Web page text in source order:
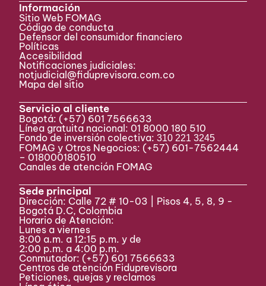
Información
Sitio Web FOMAG
Código de conducta
Defensor del consumidor financiero
Políticas
Accesibilidad
Notificaciones judiciales:
notjudicial@fiduprevisora.com.co
Mapa del sitio
Servicio al cliente
Bogotá: (+57) 601 7566633
Línea gratuita nacional: 01 8000 180 510
Fondo de inversión colectiva:310 221 3245
FOMAG y Otros Negocios: (+57) 601-7562444
– 018000180510
Canales de atención FOMAG
Sede principal
Dirección: Calle 72 # 10-03 | Pisos 4, 5, 8, 9 -
Bogotá D.C, Colombia
Horario de Atención:
Lunes a viernes
8:00 a.m. a 12:15 p.m. y de
2:00 p.m. a 4:00 p.m.
Conmutador: (+57) 601 7566633
Centros de atención Fiduprevisora
Peticiones, quejas y reclamos